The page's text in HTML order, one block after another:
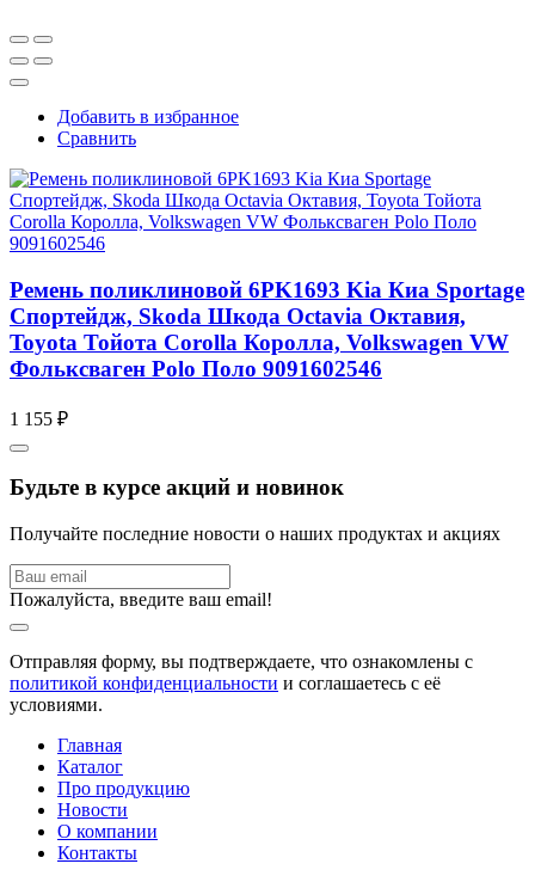
Добавить в избранное
Сравнить
Ремень поликлиновой 6PK1693 Kia Киа Sportage
Спортейдж, Skoda Шкода Octavia Октавия,
Toyota Тойота Corolla Королла, Volkswagen VW
Фольксваген Polo Поло 9091602546
1 155 ₽
Будьте в курсе акций и новинок
Получайте последние новости о наших продуктах и акциях
Пожалуйста, введите ваш email!
Отправляя форму, вы подтверждаете, что ознакомлены с
политикой конфиденциальности и соглашаетесь с её
условиями.
Главная
Каталог
Про продукцию
Новости
О компании
Контакты